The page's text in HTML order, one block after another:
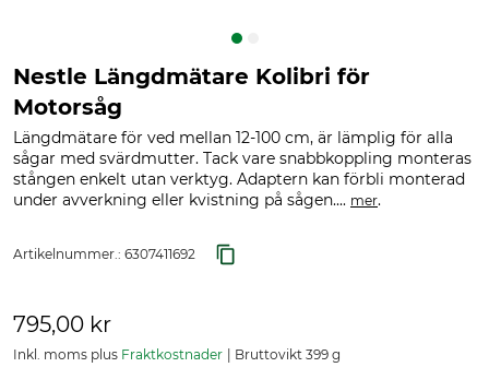
Nestle Längdmätare Kolibri för
Motorsåg
Längdmätare för ved mellan 12-100 cm, är lämplig för alla
sågar med svärdmutter. Tack vare snabbkoppling monteras
stången enkelt utan verktyg. Adaptern kan förbli monterad
under avverkning eller kvistning på sågen.... mer.
Artikelnummer.: 6307411692
795,00 kr
Inkl. moms plus Fraktkostnader Bruttovikt 399 g